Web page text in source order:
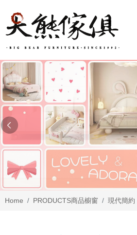
Home PRODUCTS商品櫥窗 現代簡約